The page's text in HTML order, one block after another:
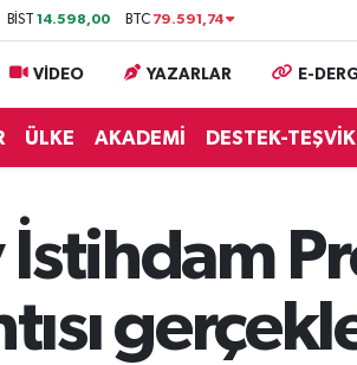
BİST14.598,00 BTC 79.591,74
VİDEO YAZARLAR E-
ÜLKE AKADEMİ DESTEK-TEŞVİK
İstihdam